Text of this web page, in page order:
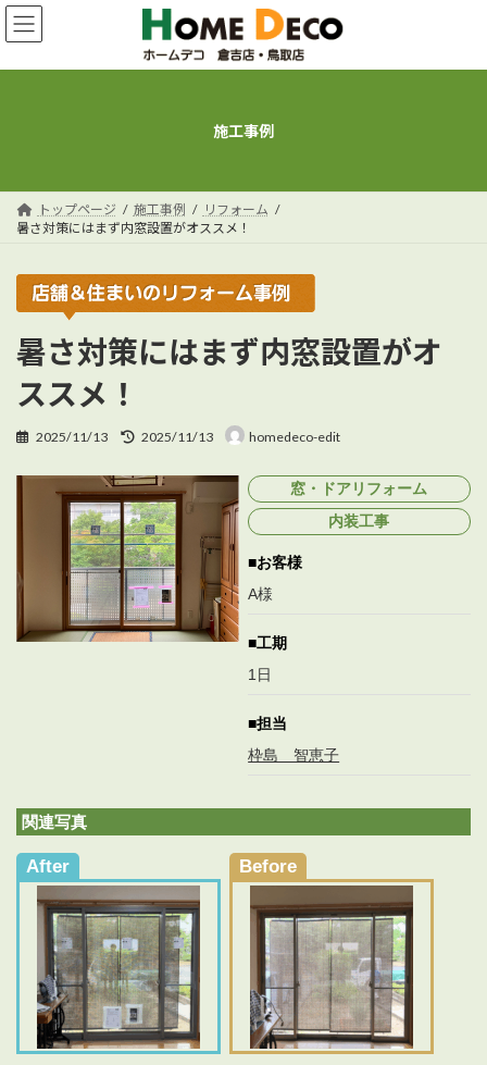
コ
ン
ン
ナ
ビ
ー
施工事例
トップページ 施工事例
リフォーム
暑さ対策にはまず内窓設置がオススメ！
暑さ対策にはまず内窓設置がオ
ススメ！
2025/11/13
最
更
新
日
時
:
2025/11/13 homedeco-edit
窓・ドアリフォーム
内装工事
お客様
A様
工期
1日
担当
枠島 智恵子
関連写真
After Before